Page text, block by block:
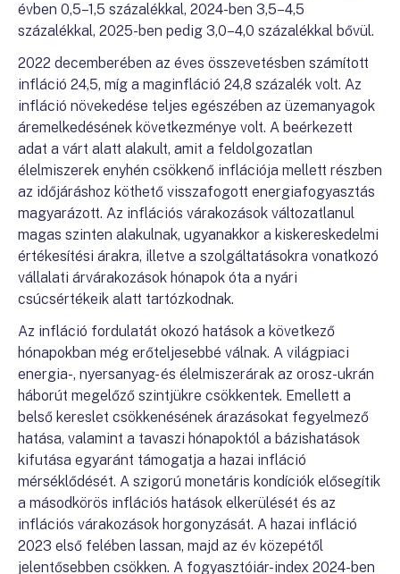
évben 0,5–1,5 százalékkal, 2024-ben 3,5–4,5
százalékkal, 2025-ben pedig 3,0–4,0 százalékkal bővül.
2022 decemberében az éves összevetésben számított
infláció 24,5, míg a maginfláció 24,8 százalék volt. Az
infláció növekedése teljes egészében az üzemanyagok
áremelkedésének következménye volt. A beérkezett
adat a várt alatt alakult, amit a feldolgozatlan
élelmiszerek enyhén csökkenő inflációja mellett részben
az időjáráshoz köthető visszafogott energiafogyasztás
magyarázott. Az inflációs várakozások változatlanul
magas szinten alakulnak, ugyanakkor a kiskereskedelmi
értékesítési árakra, illetve a szolgáltatásokra vonatkozó
vállalati árvárakozások hónapok óta a nyári
csúcsértékeik alatt tartózkodnak.
Az infláció fordulatát okozó hatások a következő
hónapokban még erőteljesebbé válnak. A világpiaci
energia-, nyersanyag- és élelmiszerárak az orosz-ukrán
háborút megelőző szintjükre csökkentek. Emellett a
belső kereslet csökkenésének árazásokat fegyelmező
hatása, valamint a tavaszi hónapoktól a bázishatások
kifutása egyaránt támogatja a hazai infláció
mérséklődését. A szigorú monetáris kondíciók elősegítik
a másodkörös inflációs hatások elkerülését és az
inflációs várakozások horgonyzását. A hazai infláció
2023 első felében lassan, majd az év közepétől
jelentősebben csökken. A fogyasztóiár-index 2024-ben